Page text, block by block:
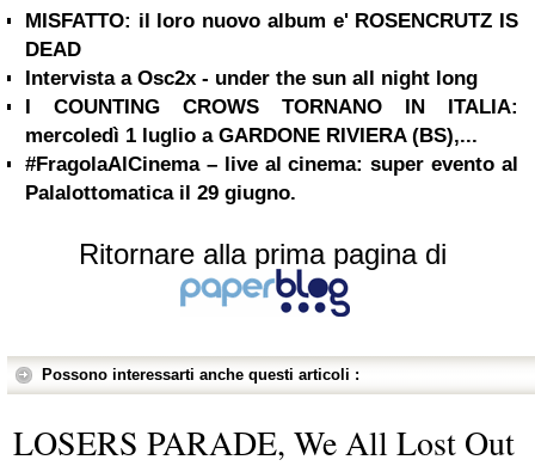
MISFATTO: il loro nuovo album e' ROSENCRUTZ IS
DEAD
Intervista a Osc2x - under the sun all night long
I COUNTING CROWS TORNANO IN ITALIA:
mercoledì 1 luglio a GARDONE RIVIERA (BS),...
#FragolaAlCinema – live al cinema: super evento al
Palalottomatica il 29 giugno.
Ritornare alla prima pagina di
Possono interessarti anche questi articoli :
LOSERS PARADE, We All Lost Out